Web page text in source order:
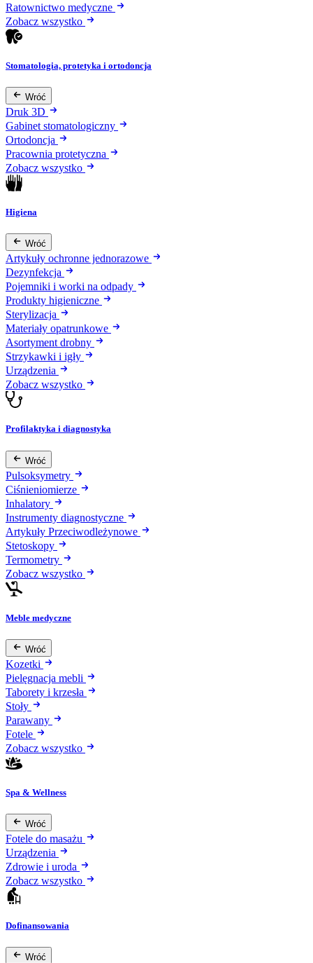
Ratownictwo medyczne
Zobacz wszystko
Stomatologia, protetyka i ortodoncja
Wróć
Druk 3D
Gabinet stomatologiczny
Ortodoncja
Pracownia protetyczna
Zobacz wszystko
Higiena
Wróć
Artykuły ochronne jednorazowe
Dezynfekcja
Pojemniki i worki na odpady
Produkty higieniczne
Sterylizacja
Materiały opatrunkowe
Asortyment drobny
Strzykawki i igły
Urządzenia
Zobacz wszystko
Profilaktyka i diagnostyka
Wróć
Pulsoksymetry
Ciśnieniomierze
Inhalatory
Instrumenty diagnostyczne
Artykuły Przeciwodleżynowe
Stetoskopy
Termometry
Zobacz wszystko
Meble medyczne
Wróć
Kozetki
Pielęgnacja mebli
Taborety i krzesła
Stoły
Parawany
Fotele
Zobacz wszystko
Spa & Wellness
Wróć
Fotele do masażu
Urządzenia
Zdrowie i uroda
Zobacz wszystko
Dofinansowania
Wróć